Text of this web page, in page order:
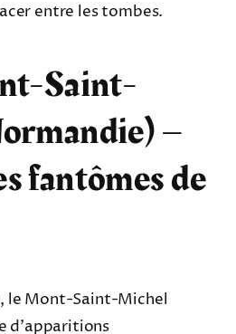
entre les tombes.
Saint-
–
fantômes de
le Mont-Saint-Michel
d’apparitions